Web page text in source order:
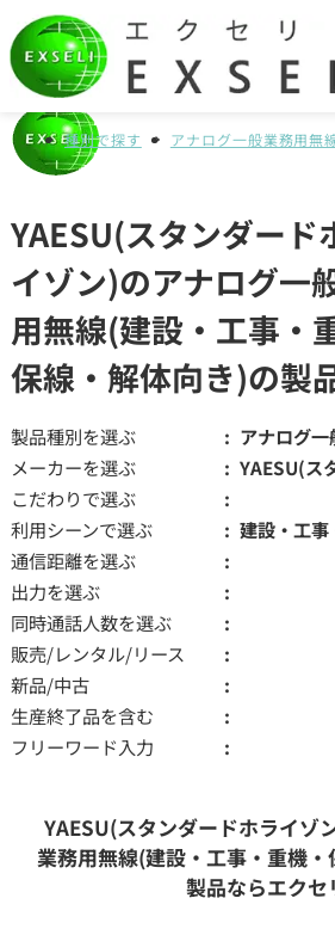
種別で探す アナログ一般業務用無
YAESU(スタンダード
イゾン)のアナログ一
用無線(建設・工事・
保線・解体向き)の製
製品種別を選ぶ
アナログ
メーカーを選ぶ
YAESU(ス
こだわりで選ぶ
利用シーンで選ぶ
建設・工
通信距離を選ぶ
出力を選ぶ
同時通話人数を選ぶ
販売/レンタル/リース
新品/中古
生産終了品を含む
フリーワード入力
YAESU(スタンダードホライゾ
業務用無線(建設・工事・重機
製品ならエクセ